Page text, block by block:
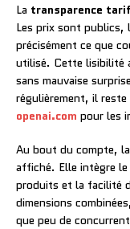
La transparence
Les prix sont publics,
précisément ce que
utilisé. Cette lisibilité
sans mauvaise
régulièrement, il
openai.com pour les
Au bout du compte,
affiché. Elle intègre le
produits et la facilité
dimensions
que peu de